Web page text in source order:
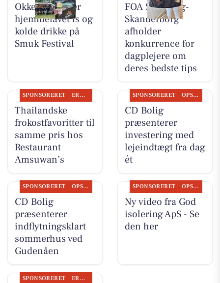
Okkels serverer
hjemmelavet is og
kolde drikke på
Smuk Festival
FOA Silkeborg-
Skanderborg
afholder
konkurrence for
dagplejere om
deres bedste tips
SPONSORERET ERHVERV
Thailandske
frokostfavoritter til
samme pris hos
Restaurant
Amsuwan’s
SPONSORERET OPSLAGSTAVLEN
CD Bolig
præsenterer
investering med
lejeindtægt fra dag
ét
SPONSORERET OPSLAGSTAVLEN
CD Bolig
præsenterer
indflytningsklart
sommerhus ved
Gudenåen
SPONSORERET OPSLAGSTAVLEN
Ny video fra God
isolering ApS - Se
den her
SPONSORERET ERHVERV